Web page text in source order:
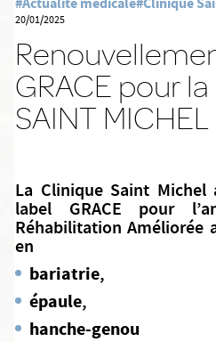
20/01/2025
GRACE pour
SAINT MICHEL
La Clinique Saint
label GRACE pour
Réhabilitation Améliorée
en
bariatrie,
épaule,
hanche-genou